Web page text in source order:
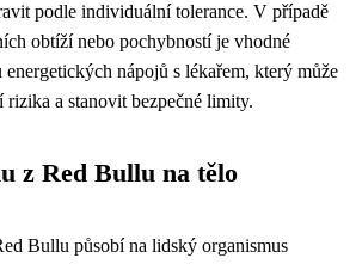
podle individuální tolerance. V případě
obtíží nebo pochybností je vhodné
nápojů s lékařem, který může
a stanovit bezpečné limity.
z Red Bullu na tělo
Bullu působí na lidský organismus